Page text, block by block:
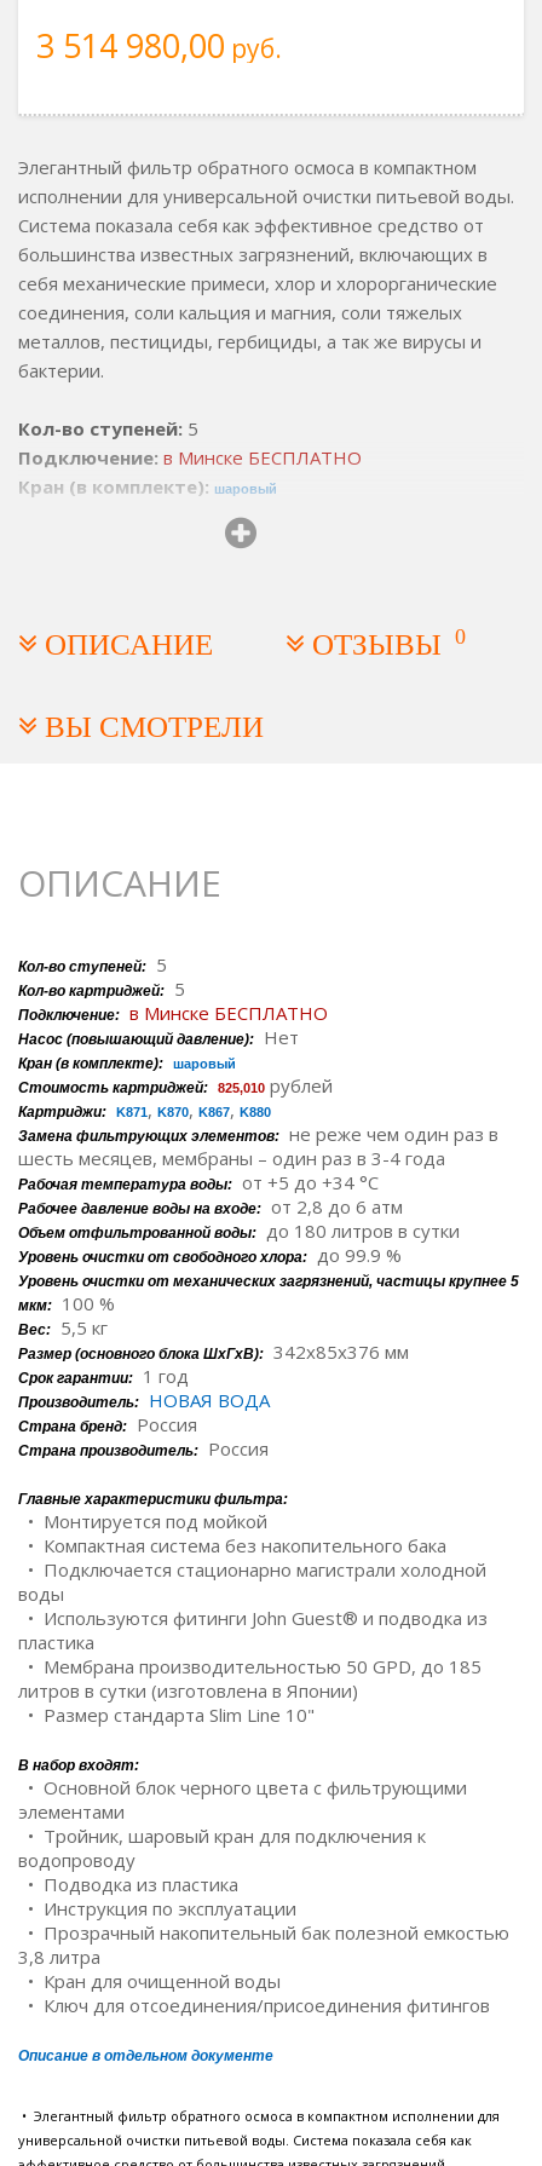
3 514 980,00 руб.
Элегантный фильтр обратного осмоса в компактном
исполнении для универсальной очистки питьевой воды.
Система показала себя как эффективное средство от
большинства известных загрязнений, включающих в
себя механические примеси, хлор и хлорорганические
соединения, соли кальция и магния, соли тяжелых
металлов, пестициды, гербициды, а так же вирусы и
бактерии.
Кол-во ступеней: 5
Подключение: в Минске БЕСПЛАТНО
Кран (в комплекте): шаровый
Стоимость картриджей:
K867
ОПИСАНИЕ ОТЗЫВЫ 0
ВЫ СМОТРЕЛИ
ОПИСАНИЕ
Кол-во ступеней: 5
Кол-во картриджей: 5
Подключение: в Минске БЕСПЛАТНО
Насос (повышающий давление): Нет
Кран (в комплекте): шаровый
Стоимость картриджей: 825,010 рублей
Картриджи: K871, K870, K867, K880
Замена фильтрующих элементов: не реже чем один раз в
шесть месяцев, мембраны – один раз в 3-4 года
Рабочая температура воды: от +5 до +34 °C
Рабочее давление воды на входе: от 2,8 до 6 атм
Объем отфильтрованной воды: до 180 литров в сутки
Уровень очистки от свободного хлора: до 99.9 %
Уровень очистки от механических загрязнений, частицы крупнее 5
мкм:
100 %
Вес: 5,5 кг
Размер (основного блока ШxГxВ): 342x85x376 мм
Срок гарантии: 1 год
Производитель: НОВАЯ ВОДА
Страна бренд: Россия
Страна производитель: Россия
Главные характеристики фильтра:
• Монтируется под мойкой
• Компактная система без накопительного бака
• Подключается стационарно магистрали холодной
воды
• Используются фитинги John Guest® и подводка из
пластика
• Мембрана производительностью 50 GPD, до 185
литров в сутки (изготовлена в Японии)
• Размер стандарта Slim Line 10"
В набор входят:
• Основной блок черного цвета с фильтрующими
элементами
• Тройник, шаровый кран для подключения к
водопроводу
• Подводка из пластика
• Инструкция по эксплуатации
• Прозрачный накопительный бак полезной емкостью
3,8 литра
• Кран для очищенной воды
• Ключ для отсоединения/присоединения фитингов
Описание в отдельном документе
• Элегантный фильтр обратного осмоса в компактном исполнении для
универсальной очистки питьевой воды. Система показала себя как